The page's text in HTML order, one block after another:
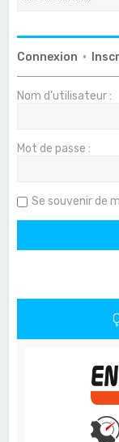
Connexion •
Nom d’utilisateur :
Mot de passe :
Se souvenir de